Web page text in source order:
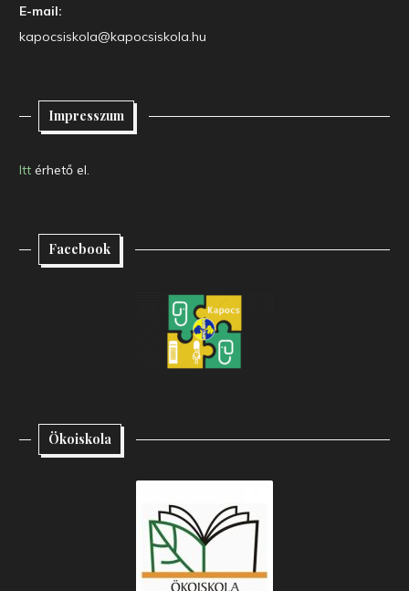
E-mail:
kapocsiskola@kapocsiskola.hu
Impresszum
Itt érhető el.
Facebook
Ökoiskola